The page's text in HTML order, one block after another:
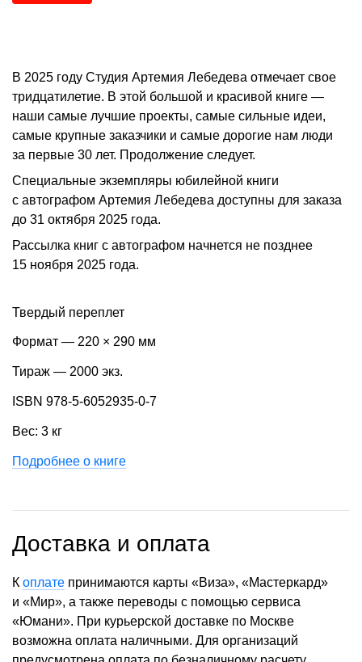
В 2025 году Студия Артемия Лебедева отмечает свое
тридцатилетие. В этой большой и красивой книге —
наши самые лучшие проекты, самые сильные идеи,
самые крупные заказчики и самые дорогие нам люди
за первые 30 лет. Продолжение следует.
Специальные экземпляры юбилейной книги
с автографом Артемия Лебедева доступны для заказа
до 31 октября 2025 года.
Рассылка книг с автографом начнется не позднее
15 ноября 2025 года.
Твердый переплет
Формат — 220 × 290 мм
Тираж — 2000 экз.
ISBN 978-5-6052935-0-7
Вес: 3 кг
Подробнее о книге
Доставка и оплата
К оплате принимаются карты «Виза», «Мастеркард»
и «Мир», а также переводы с помощью сервиса
«Юмани». При курьерской доставке по Москве
возможна оплата наличными. Для организаций